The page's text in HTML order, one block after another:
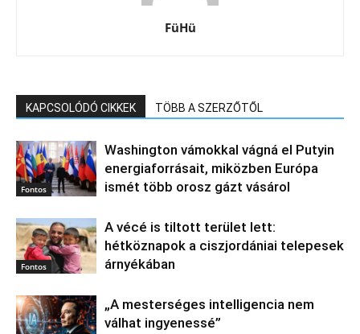
FüHü
KAPCSOLÓDÓ CIKKEK TÖBB A SZERZŐTŐL
Fontos
Washington vámokkal vágná el Putyin
energiaforrásait, miközben Európa
ismét több orosz gázt vásárol
Fontos
A vécé is tiltott terület lett:
hétköznapok a ciszjordániai telepesek
árnyékában
„A mesterséges intelligencia nem
válhat ingyenessé”